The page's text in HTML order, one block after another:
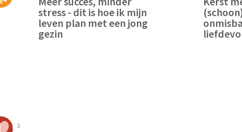
stress - dit is hoe ik mijn
leven plan met een jong
gezin
3